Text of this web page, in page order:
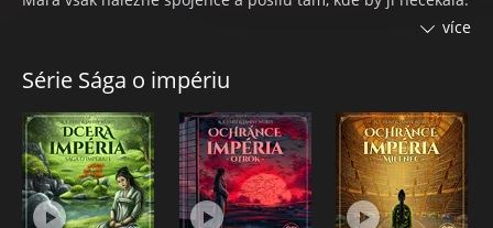
vlastního národa, což může být klíčovou výhodou v
rozhodujících momentech.
RAYMOND ELIAS FEIST
Raymond Elias Feist se narodil roku 1945 v Jižní Kalifornii
(USA) kde také vyrůstal. Vzdělání získal na Kalifornské
univerzitě v San Diegu, kde promoval jako bakalář v oboru
více
Série Sága o impériu